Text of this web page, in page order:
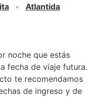
Atlantida
noche que estás
fecha de viaje futura.
te recomendamos
de ingreso y de